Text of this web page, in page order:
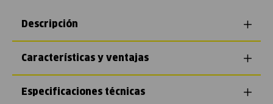
Descripción
Características y ventajas
Especificaciones técnicas